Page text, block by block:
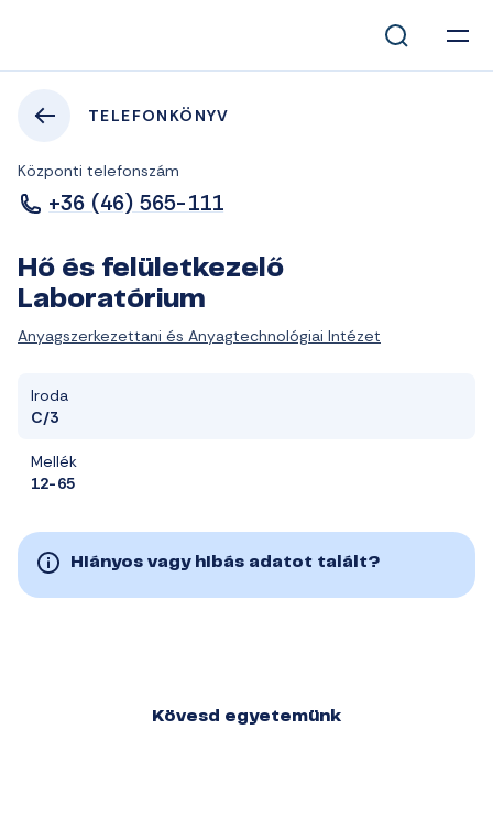
TELEFONKÖNYV
Központi telefonszám
+36 (46) 565-111
Hő és felületkezelő
Laboratórium
Anyagszerkezettani és Anyagtechnológiai Intézet
Iroda
C/3
Mellék
12-65
Hiányos vagy hibás adatot talált?
Kövesd egyetemünk